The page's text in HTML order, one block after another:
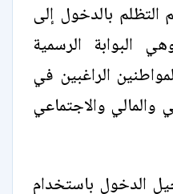
بالدخول إلى
البوابة الرسمية
الراغبين في
والمالي والاجتماعي
الدخول باستخدام